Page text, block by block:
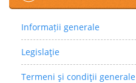
Informații generale
Legislaţie
Termeni şi condiţii generale